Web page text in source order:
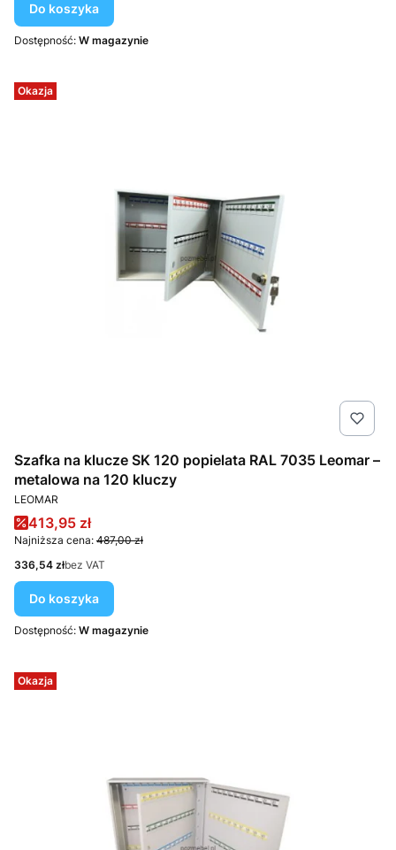
Do koszyka
Dostępność: W magazynie
Okazja
Szafka na klucze SK 120 popielata RAL 7035 Leomar –
metalowa na 120 kluczy
PRODUCENT
LEOMAR
Cena promocyjna
413,95 zł
Najniższa cena: 487,00 zł
Cena
336,54 złbez VAT
Do koszyka
Dostępność: W magazynie
Okazja